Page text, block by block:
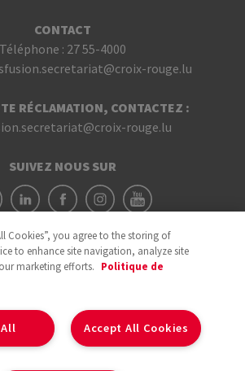
CONTACT
Téléphone : 27 55-4000
rouge.lu
RÉCLAMATION, CONTACTEZ :
rouge.lu
SUIVEZ NOUS SUR
Cookies”, you agree to the storing of
to enhance site navigation, analyze site
marketing efforts. Politique de
Accept All Cookies